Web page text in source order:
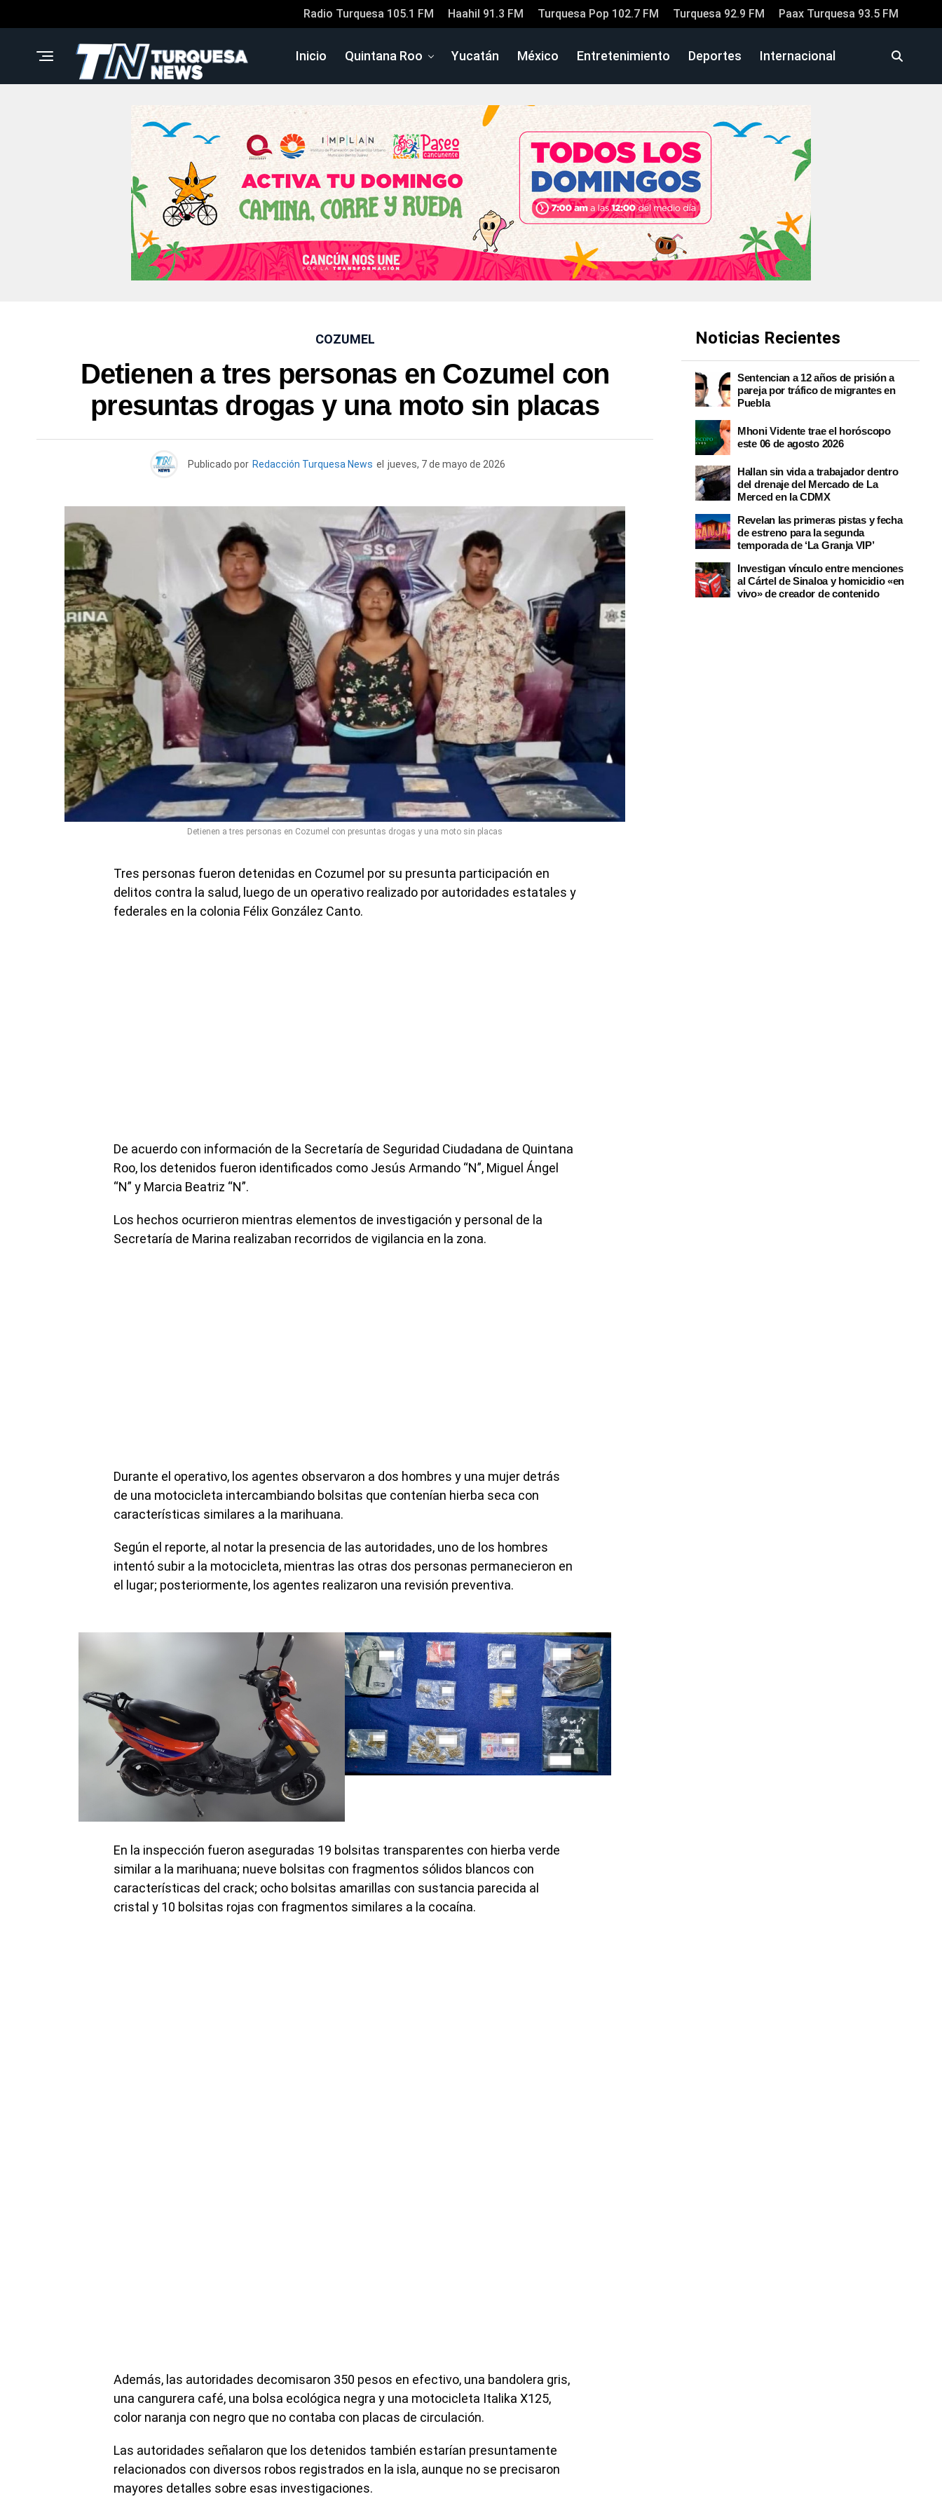
Radio Turquesa 105.1 FM Haahil 91.3 FM Turquesa Pop 102.7 FM Turquesa 92.9 FM Paax Turquesa 93.5 FM
Inicio Quintana Roo Yucatán México Entretenimiento Deportes Internacional
COZUMEL
Detienen a tres personas en Cozumel con
presuntas drogas y una moto sin placas
Publicado por Redacción Turquesa News el jueves, 7 de mayo de 2026
Detienen a tres personas en Cozumel con presuntas drogas y una moto sin placas
Tres personas fueron detenidas en Cozumel por su presunta participación en
delitos contra la salud, luego de un operativo realizado por autoridades estatales y
federales en la colonia Félix González Canto.
De acuerdo con información de la Secretaría de Seguridad Ciudadana de Quintana
Roo, los detenidos fueron identificados como Jesús Armando “N”, Miguel Ángel
“N” y Marcia Beatriz “N”.
Los hechos ocurrieron mientras elementos de investigación y personal de la
Secretaría de Marina realizaban recorridos de vigilancia en la zona.
Durante el operativo, los agentes observaron a dos hombres y una mujer detrás
de una motocicleta intercambiando bolsitas que contenían hierba seca con
características similares a la marihuana.
Según el reporte, al notar la presencia de las autoridades, uno de los hombres
intentó subir a la motocicleta, mientras las otras dos personas permanecieron en
el lugar; posteriormente, los agentes realizaron una revisión preventiva.
En la inspección fueron aseguradas 19 bolsitas transparentes con hierba verde
similar a la marihuana; nueve bolsitas con fragmentos sólidos blancos con
características del crack; ocho bolsitas amarillas con sustancia parecida al
cristal y 10 bolsitas rojas con fragmentos similares a la cocaína.
Además, las autoridades decomisaron 350 pesos en efectivo, una bandolera gris,
una cangurera café, una bolsa ecológica negra y una motocicleta Italika X125,
color naranja con negro que no contaba con placas de circulación.
Las autoridades señalaron que los detenidos también estarían presuntamente
relacionados con diversos robos registrados en la isla, aunque no se precisaron
mayores detalles sobre esas investigaciones.
Noticias Recientes
Sentencian a 12 años de prisión a
pareja por tráfico de migrantes en
Puebla
Mhoni Vidente trae el horóscopo
este 06 de agosto 2026
Hallan sin vida a trabajador dentro
del drenaje del Mercado de La
Merced en la CDMX
Revelan las primeras pistas y fecha
de estreno para la segunda
temporada de ‘La Granja VIP’
Investigan vínculo entre menciones
al Cártel de Sinaloa y homicidio «en
vivo» de creador de contenido